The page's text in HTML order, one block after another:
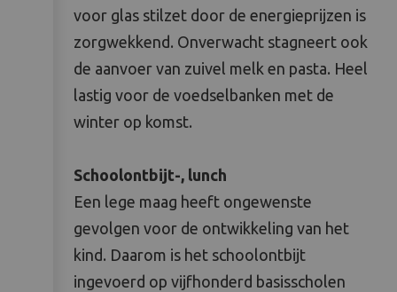
voor glas stilzet door de energieprijzen is
zorgwekkend. Onverwacht stagneert ook
de aanvoer van zuivel melk en pasta. Heel
lastig voor de voedselbanken met de
winter op komst.
Schoolontbijt-, lunch
Een lege maag heeft ongewenste
gevolgen voor de ontwikkeling van het
kind. Daarom is het schoolontbijt
ingevoerd op vijfhonderd basisscholen